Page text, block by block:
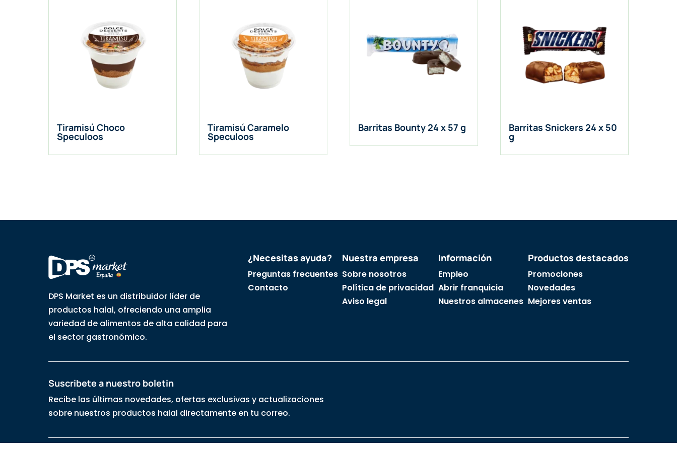
Tiramisú Choco
Speculoos
Tiramisú Caramelo
Speculoos
Barritas Bounty 24 x 57 g Barritas Snickers 24 x 50
g
DPS Market es un distribuidor líder de
productos halal, ofreciendo una amplia
variedad de alimentos de alta calidad para
el sector gastronómico.
¿Necesitas ayuda?
Preguntas frecuentes
Contacto
Nuestra empresa
Sobre nosotros
Política de privacidad
Aviso legal
Información
Empleo
Abrir franquicia
Nuestros almacenes
Productos destacados
Promociones
Novedades
Mejores ventas
Suscribete a nuestro boletin
Recibe las últimas novedades, ofertas exclusivas y actualizaciones
sobre nuestros productos halal directamente en tu correo.